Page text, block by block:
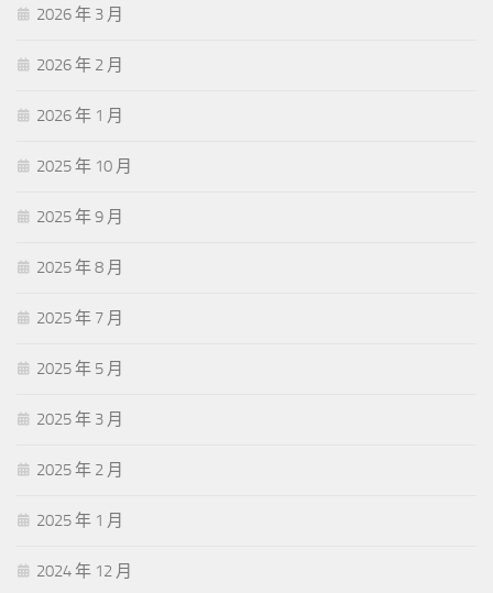
2026 年 3 月
2026 年 2 月
2026 年 1 月
2025 年 10 月
2025 年 9 月
2025 年 8 月
2025 年 7 月
2025 年 5 月
2025 年 3 月
2025 年 2 月
2025 年 1 月
2024 年 12 月